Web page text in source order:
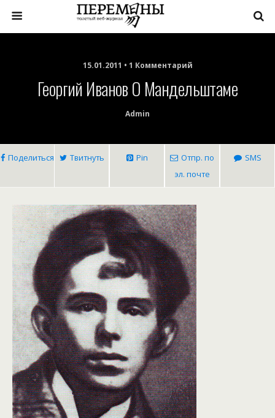
15.01.2011 • 1 Комментарий
Георгий Иванов О Мандельштаме
Admin
Поделиться Твитнуть Pin
Отпр. по
эл. почте
SMS